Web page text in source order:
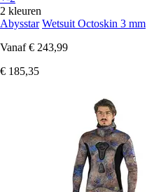
2 kleuren
Abysstar Wetsuit Octoskin 3 mm
Vanaf € 243,99
€ 185,35